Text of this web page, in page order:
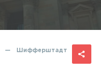
— Шифферштадт